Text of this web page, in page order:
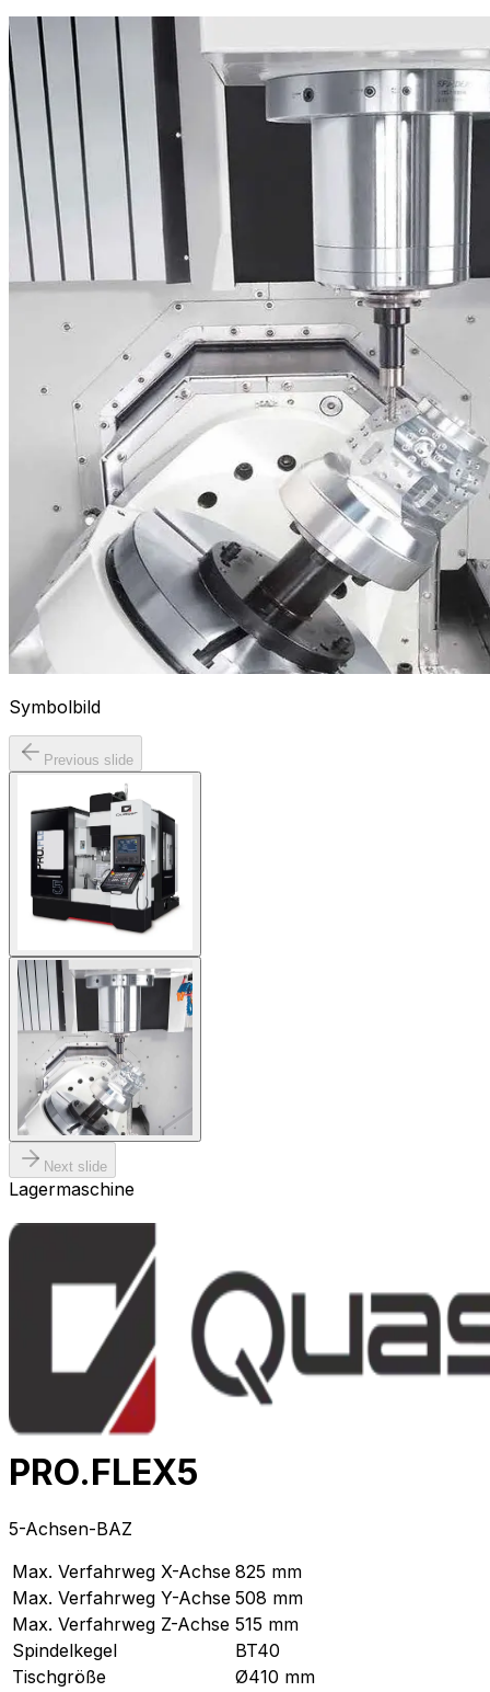
Symbolbild
Previous slide
Next slide
Lagermaschine
PRO.FLEX5
5-Achsen-BAZ
Max. Verfahrweg X-Achse 825 mm
Max. Verfahrweg Y-Achse 508 mm
Max. Verfahrweg Z-Achse 515 mm
Spindelkegel
BT40
Tischgröße
Ø410 mm